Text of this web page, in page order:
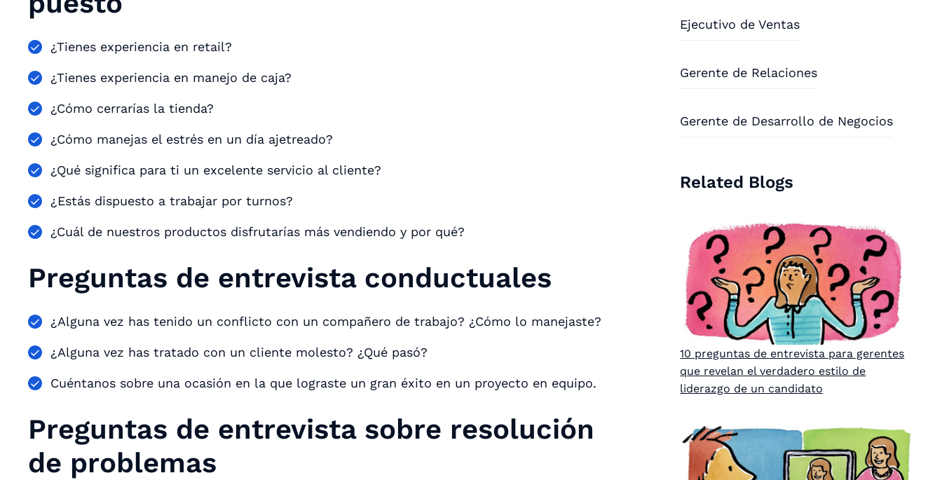
¿Tienes experiencia en retail?
¿Tienes experiencia en manejo de caja?
¿Cómo cerrarías la tienda?
¿Cómo manejas el estrés en un día ajetreado?
¿Qué significa para ti un excelente servicio al cliente?
¿Estás dispuesto a trabajar por turnos?
¿Cuál de nuestros productos disfrutarías más vendiendo y por qué?
Preguntas de entrevista conductuales
¿Alguna vez has tenido un conflicto con un compañero de trabajo? ¿Cómo lo manejaste?
¿Alguna vez has tratado con un cliente molesto? ¿Qué pasó?
Cuéntanos sobre una ocasión en la que lograste un gran éxito en un proyecto en equipo.
Preguntas de entrevista sobre resolución
de problemas
Ejecutivo de Ventas
Gerente de Relaciones
Gerente de Desarrollo de Negocios
Related Blogs
10 preguntas de entrevista para gerentes
que revelan el verdadero estilo de
liderazgo de un candidato